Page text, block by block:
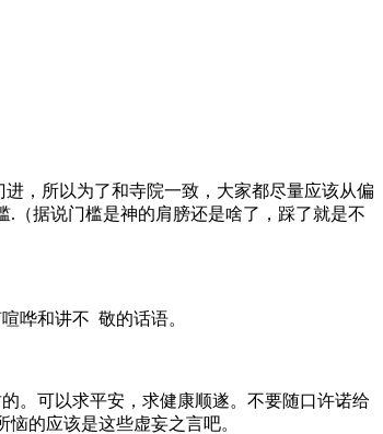
，所以为了和寺院一致，大家都尽量应该从偏
（据说门槛是神的肩膀还是啥了，踩了就是不
哗和讲不 敬的话语。
。可以求平安，求健康顺遂。不要随口许诺给
的应该是这些虚妄之言吧。